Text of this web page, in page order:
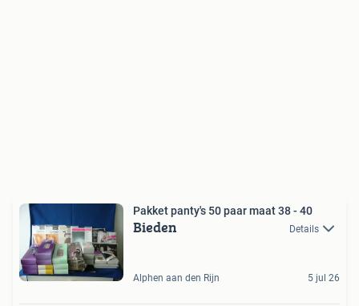
Pakket panty's 50 paar maat 38 - 40
Bieden Details
Alphen aan den Rijn 5 jul 26